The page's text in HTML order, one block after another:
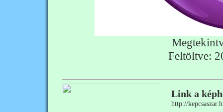
Feltöltve:
Link a
http://